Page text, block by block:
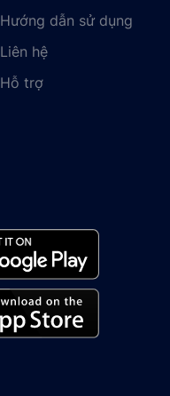
Hướng dẫn sử dụng
Liên hệ
Hỗ trợ